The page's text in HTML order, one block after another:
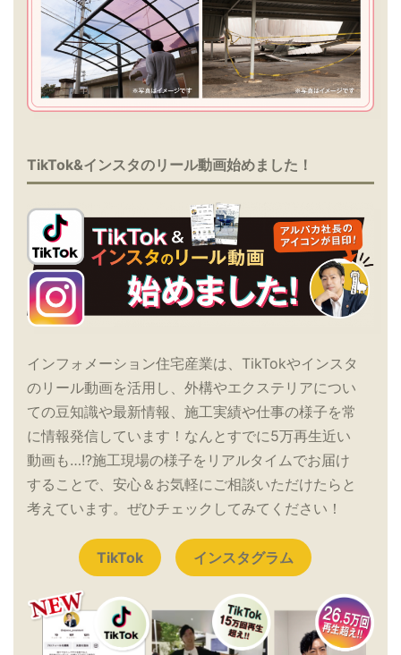
TikTok&インスタのリール動画始めました！
インフォメーション住宅産業は、TikTokやインスタ
のリール動画を活用し、外構やエクステリアについ
ての豆知識や最新情報、施工実績や仕事の様子を常
に情報発信しています！なんとすでに5万再生近い
動画も…!?施工現場の様子をリアルタイムでお届け
することで、安心＆お気軽にご相談いただけたらと
考えています。ぜひチェックしてみてください！
TikTok インスタグラム